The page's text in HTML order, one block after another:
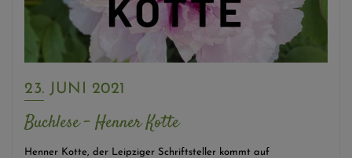
23. JUNI 2021
Buchlese – Henner Kotte
Henner Kotte, der Leipziger Schriftsteller kommt auf